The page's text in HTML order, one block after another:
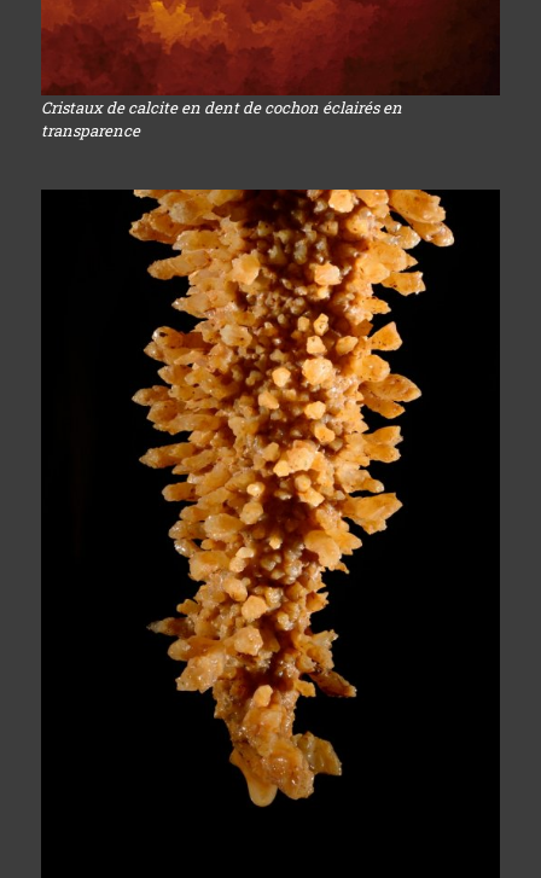
Cristaux de calcite en dent de cochon éclairés en
transparence